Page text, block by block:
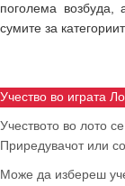
поголема возбуда,
сумите за
Учество во играта
Учеството во лото
Приредувачот или со
Може да избереш